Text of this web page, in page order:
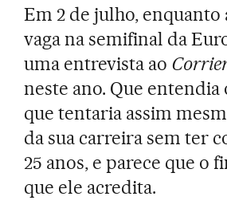
Em 2 de julho,
vaga na semifinal da
uma entrevista ao
neste ano. Que entendia
que tentaria assim
da sua carreira sem ter
25 anos, e parece que o
que ele acredita.